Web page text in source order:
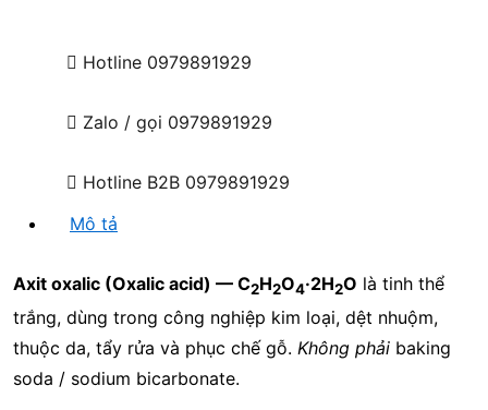
Hotline 0979891929
Zalo / gọi 0979891929
Hotline B2B 0979891929
Mô tả
Axit oxalic (Oxalic acid) — C2H2O4·2H2O là tinh thể
trắng, dùng trong công nghiệp kim loại, dệt nhuộm,
thuộc da, tẩy rửa và phục chế gỗ. Không phải baking
soda / sodium bicarbonate.